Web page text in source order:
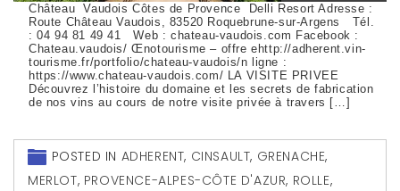
Château Vaudois Côtes de Provence Delli Resort Adresse :
Route Château Vaudois, 83520 Roquebrune-sur-Argens Tél.
: 04 94 81 49 41 Web : chateau-vaudois.com Facebook :
Chateau.vaudois/ Œnotourisme – offre ehttp://adherent.vin-
tourisme.fr/portfolio/chateau-vaudois/n ligne :
https://www.chateau-vaudois.com/ LA VISITE PRIVEE
Découvrez l’histoire du domaine et les secrets de fabrication
de nos vins au cours de notre visite privée à travers […]
POSTED IN ADHERENT, CINSAULT, GRENACHE,
MERLOT, PROVENCE-ALPES-CÔTE D'AZUR, ROLLE,